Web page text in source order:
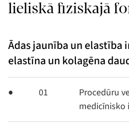
lieliskā fiziskajā
Ādas jaunība un elastība
elastīna un kolagēna
01
Procedūru
medicīnisko